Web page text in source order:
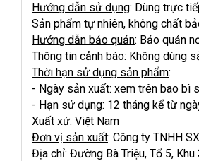
Hướng dẫn sử dụng: Dùng trực
Sản phẩm tự nhiên, không chất
Hướng dẫn bảo quản: Bảo quản
Thông tin cảnh báo: Không dùng
Thời hạn sử dụng sản phẩm:
- Ngày sản xuất: xem trên bao bì
- Hạn sử dụng: 12 tháng kể từ
Xuất xứ: Việt Nam
Đơn vị sản xuất: Công ty TNHH
Địa chỉ: Đường Bà Triệu, Tổ 5,